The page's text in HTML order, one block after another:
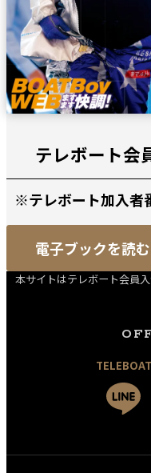
テレボート会
※テレボート加入者
電子ブックを読む
本サイトはテレボート会員
TELEBOAT